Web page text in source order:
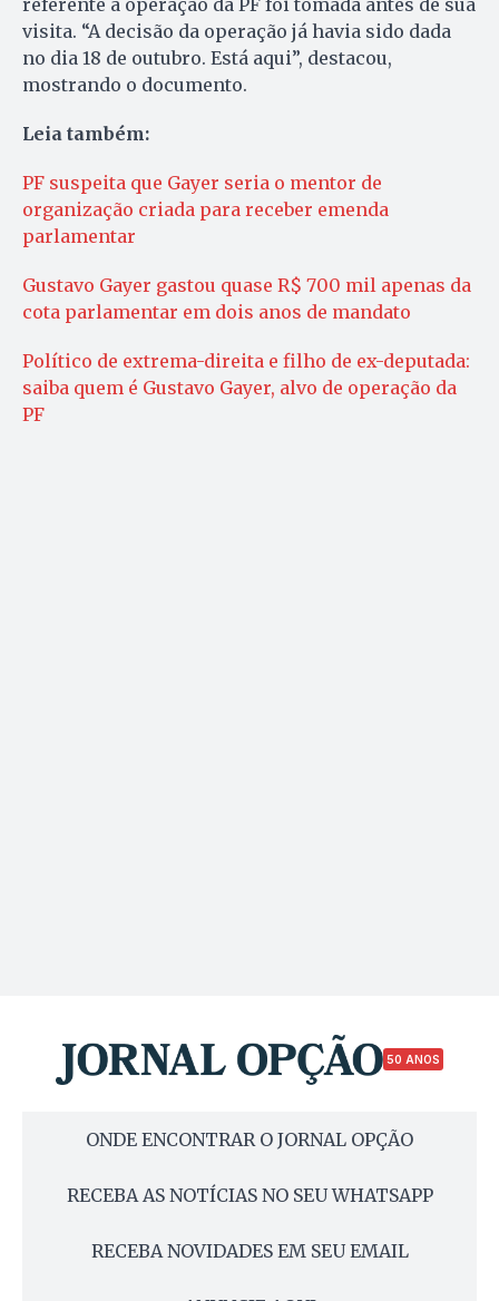
referente à operação da PF foi tomada antes de sua
visita. “A decisão da operação já havia sido dada
no dia 18 de outubro. Está aqui”, destacou,
mostrando o documento.
Leia também:
PF suspeita que Gayer seria o mentor de
organização criada para receber emenda
parlamentar
Gustavo Gayer gastou quase R$ 700 mil apenas da
cota parlamentar em dois anos de mandato
Político de extrema-direita e filho de ex-deputada:
saiba quem é Gustavo Gayer, alvo de operação da
PF
50 ANOS
ONDE ENCONTRAR O JORNAL OPÇÃO
RECEBA AS NOTÍCIAS NO SEU WHATSAPP
RECEBA NOVIDADES EM SEU EMAIL